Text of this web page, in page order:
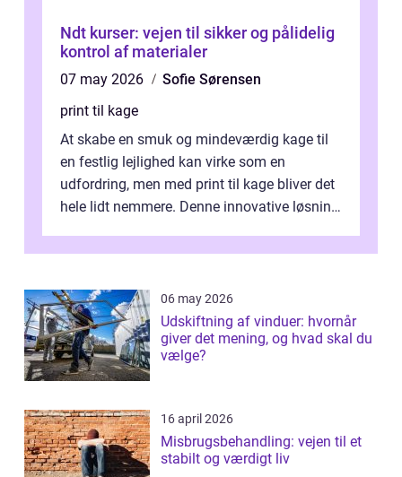
Ndt kurser: vejen til sikker og pålidelig
kontrol af materialer
07 may 2026
Sofie Sørensen
print til kage
At skabe en smuk og mindeværdig kage til
en festlig lejlighed kan virke som en
udfordring, men med print til kage bliver det
hele lidt nemmere. Denne innovative løsning
06 may 2026
Udskiftning af vinduer: hvornår
giver det mening, og hvad skal du
vælge?
16 april 2026
Misbrugsbehandling: vejen til et
stabilt og værdigt liv